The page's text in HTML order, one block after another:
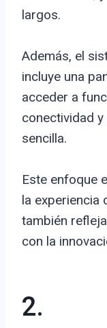
largos.
Además, el
incluye una
acceder a
conectividad
sencilla.
Este enfoque
la experiencia
también
con la
2.